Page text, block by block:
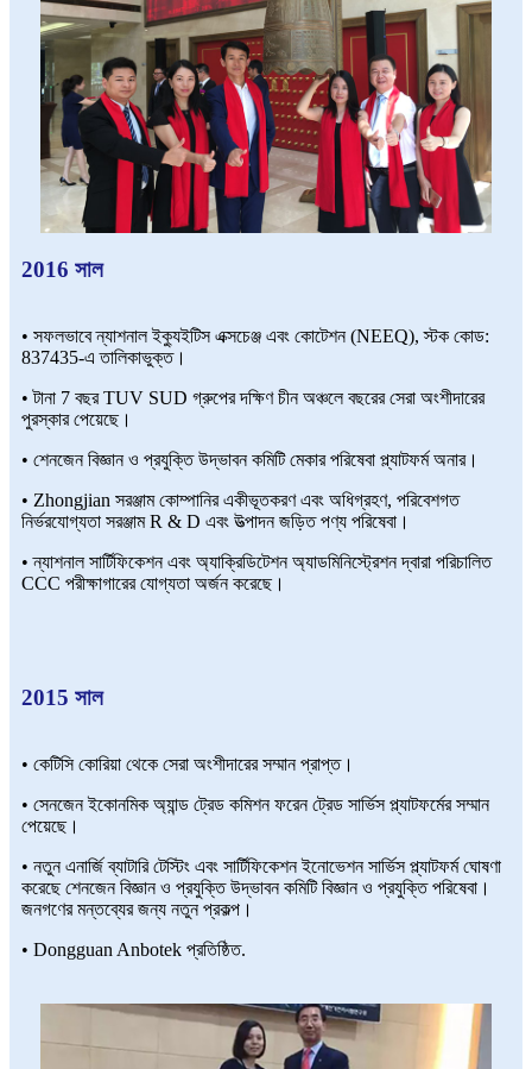
2016 সাল
• সফলভাবে ন্যাশনাল ইক্যুইটিস এক্সচেঞ্জ এবং কোটেশন (NEEQ), স্টক কোড:
837435-এ তালিকাভুক্ত।
• টানা 7 বছর TUV SUD গ্রুপের দক্ষিণ চীন অঞ্চলে বছরের সেরা অংশীদারের
পুরস্কার পেয়েছে।
• শেনজেন বিজ্ঞান ও প্রযুক্তি উদ্ভাবন কমিটি মেকার পরিষেবা প্ল্যাটফর্ম অনার।
• Zhongjian সরঞ্জাম কোম্পানির একীভূতকরণ এবং অধিগ্রহণ, পরিবেশগত
নির্ভরযোগ্যতা সরঞ্জাম R & D এবং উত্পাদন জড়িত পণ্য পরিষেবা।
• ন্যাশনাল সার্টিফিকেশন এবং অ্যাক্রিডিটেশন অ্যাডমিনিস্ট্রেশন দ্বারা পরিচালিত
CCC পরীক্ষাগারের যোগ্যতা অর্জন করেছে।
2015 সাল
• কেটিসি কোরিয়া থেকে সেরা অংশীদারের সম্মান প্রাপ্ত।
• সেনজেন ইকোনমিক অ্যান্ড ট্রেড কমিশন ফরেন ট্রেড সার্ভিস প্ল্যাটফর্মের সম্মান
পেয়েছে।
• নতুন এনার্জি ব্যাটারি টেস্টিং এবং সার্টিফিকেশন ইনোভেশন সার্ভিস প্ল্যাটফর্ম ঘোষণা
করেছে শেনজেন বিজ্ঞান ও প্রযুক্তি উদ্ভাবন কমিটি বিজ্ঞান ও প্রযুক্তি পরিষেবা।
জনগণের মন্তব্যের জন্য নতুন প্রকল্প।
• Dongguan Anbotek প্রতিষ্ঠিত.